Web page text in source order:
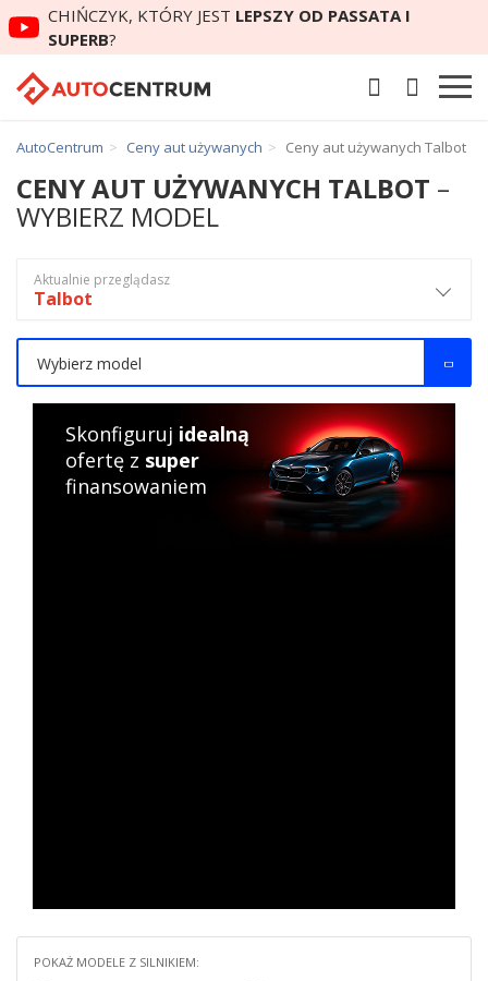
CHIŃCZYK, KTÓRY JEST LEPSZY OD PASSATA I
SUPERB?
AutoCentrum Ceny aut używanych Ceny aut używanych Talbot
POKAŻ MODELE Z SILNIKIEM:
CENY AUT UŻYWANYCH TALBOT –
WYBIERZ MODEL
Aktualnie przeglądasz
Talbot
Wybierz model
Skonfiguruj idealną
ofertę z super
finansowaniem